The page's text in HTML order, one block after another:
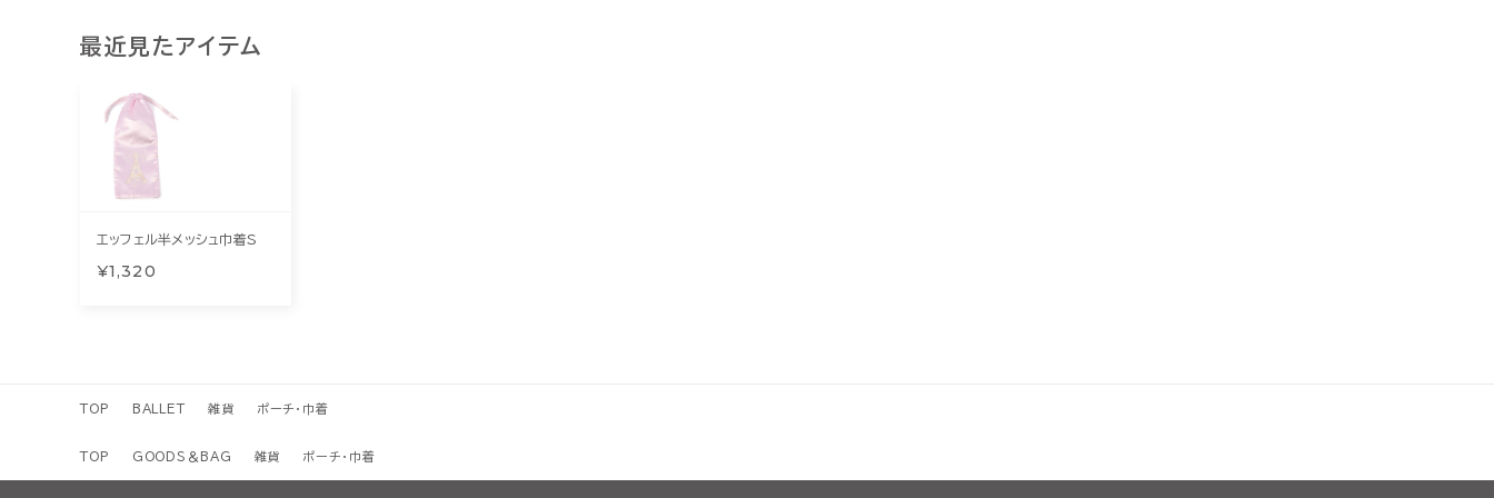
最近見たアイテム
エッフェル半メッシュ巾着S
¥1,320
TOP BALLET 雑貨 ポーチ・巾着
TOP GOODS＆BAG 雑貨 ポーチ・巾着